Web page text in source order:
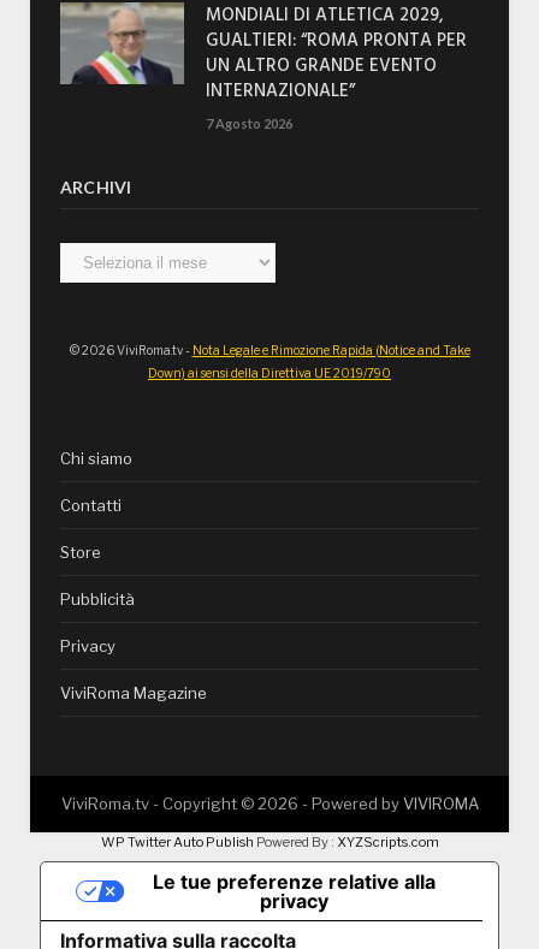
MONDIALI DI ATLETICA 2029,
GUALTIERI: “ROMA PRONTA PER
UN ALTRO GRANDE EVENTO
INTERNAZIONALE”
7 Agosto 2026
ARCHIVI
Archivi
© 2026 ViviRoma.tv - Nota Legale e Rimozione Rapida (Notice and Take
Down) ai sensi della Direttiva UE 2019/790
Chi siamo
Contatti
Store
Pubblicità
Privacy
ViviRoma Magazine
ViviRoma.tv - Copyright © 2026 - Powered byVIVIROMA
WP Twitter Auto Publish Powered By : XYZScripts.com
Informativa sulla raccolta
Le tue preferenze relative alla
privacy